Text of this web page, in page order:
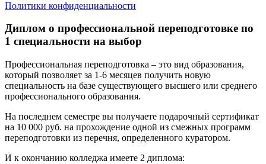
Политики конфиденциальности
Диплом о профессиональной переподготовке по
1 специальности на выбор
Профессиональная переподготовка – это вид образования,
который позволяет за 1-6 месяцев получить новую
специальность на базе существующего высшего или среднего
профессионального образования.
На последнем семестре вы получаете подарочный сертификат
на 10 000 руб. на прохождение одной из смежных программ
переподготовки из перечня, определенного куратором.
И к окончанию колледжа имеете 2 диплома: